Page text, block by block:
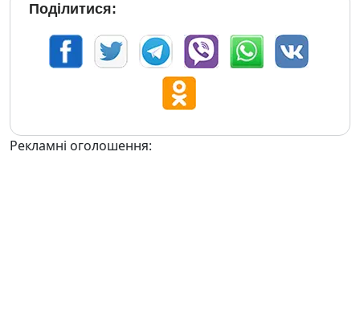
Поділитися:
Рекламні оголошення: